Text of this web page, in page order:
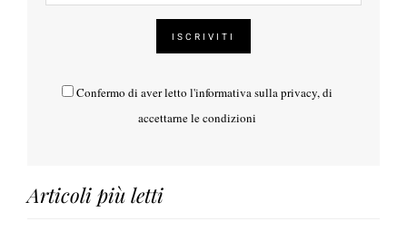
Confermo di aver letto l'informativa sulla privacy, di
accettarne le condizioni
Articoli più letti